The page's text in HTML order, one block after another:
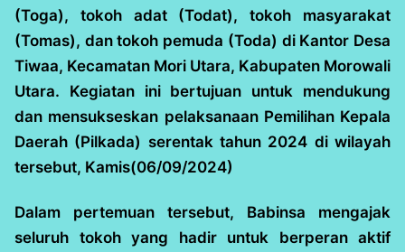
(Toga), tokoh adat (Todat), tokoh masyarakat
(Tomas), dan tokoh pemuda (Toda) di Kantor Desa
Tiwaa, Kecamatan Mori Utara, Kabupaten Morowali
Utara. Kegiatan ini bertujuan untuk mendukung
dan mensukseskan pelaksanaan Pemilihan Kepala
Daerah (Pilkada) serentak tahun 2024 di wilayah
tersebut, Kamis(06/09/2024)
Dalam pertemuan tersebut, Babinsa mengajak
seluruh tokoh yang hadir untuk berperan aktif